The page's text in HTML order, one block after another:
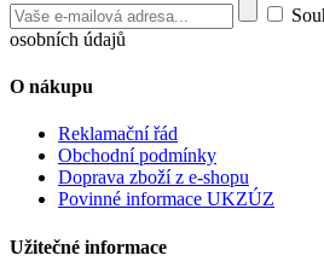
osobních údajů
O nákupu
Reklamační řád
Obchodní podmínky
Doprava zboží z e-shopu
Povinné informace UKZÚZ
Užitečné informace